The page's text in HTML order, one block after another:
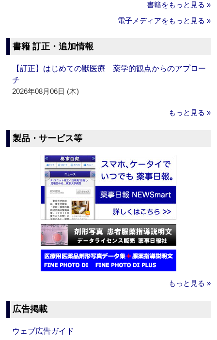
書籍をもっと見る »
電子メディアをもっと見る »
書籍 訂正・追加情報
【訂正】はじめての獣医療 薬学的観点からのアプロー
チ
2026年08月06日 (木)
もっと見る »
製品・サービス等
もっと見る »
広告掲載
ウェブ広告ガイド